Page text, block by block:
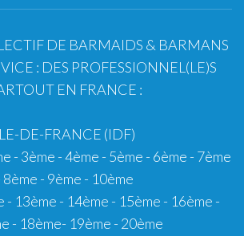
DE BARMAIDS & BARMANS
: DES PROFESSIONNEL(LE)S
EN FRANCE :
DE-FRANCE (IDF)
- 3ème -4ème - 5ème - 6ème - 7ème
8ème - 9ème - 10ème
- 13ème - 14ème - 15ème - 16ème -
- 18ème- 19ème - 20ème